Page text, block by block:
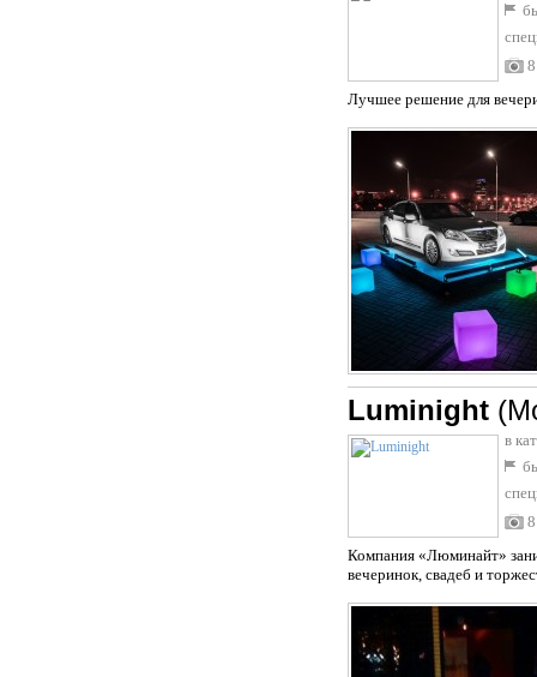
8
Лучшее решение для
Luminight
в
8
Компания «Люминайт»
вечеринок, свадеб и